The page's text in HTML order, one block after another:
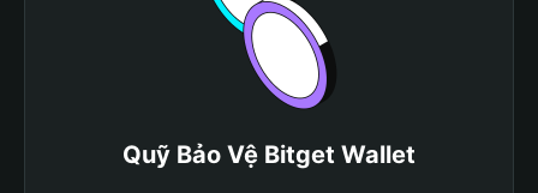
Quỹ Bảo Vệ Bitget Wallet